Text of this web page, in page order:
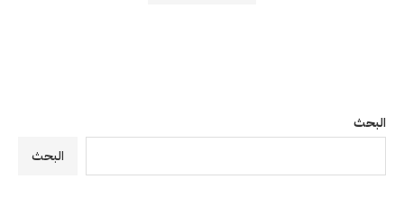
البحث
البحث